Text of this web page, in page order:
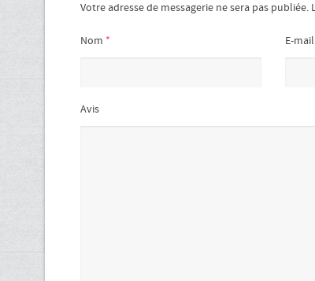
Votre adresse de messagerie ne sera pas publiée.
Nom * E-mail
Avis